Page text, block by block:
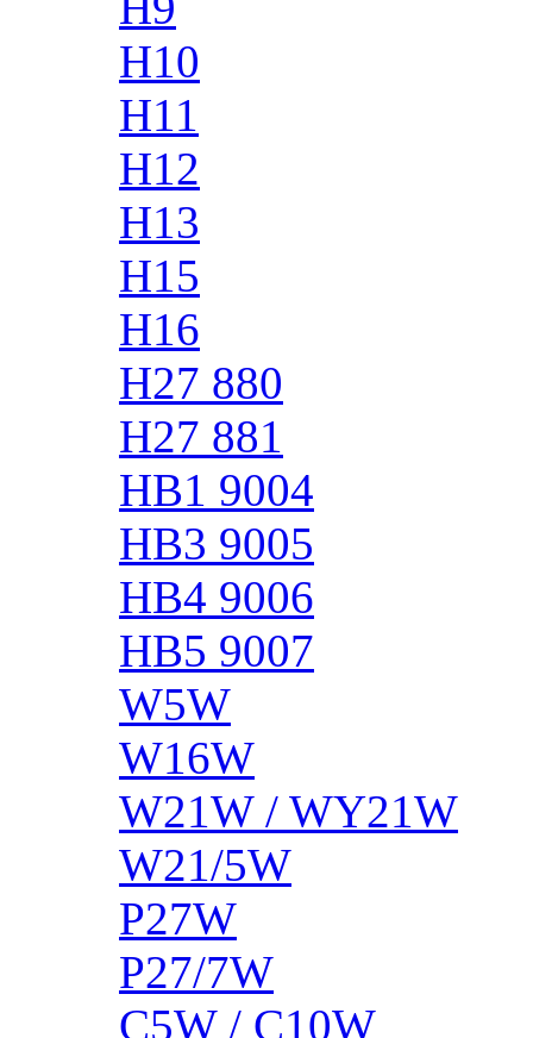
H10
H11
H12
H13
H15
H16
H27 880
H27 881
HB1 9004
HB3 9005
HB4 9006
HB5 9007
W5W
W16W
W21W / WY21W
W21/5W
P27W
P27/7W
C5W / C10W